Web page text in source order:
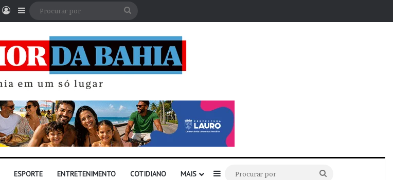
EntrarBarra Lateral
ESPORTE ENTRETENIMENTO COTIDIANO MAIS Barra Lateral